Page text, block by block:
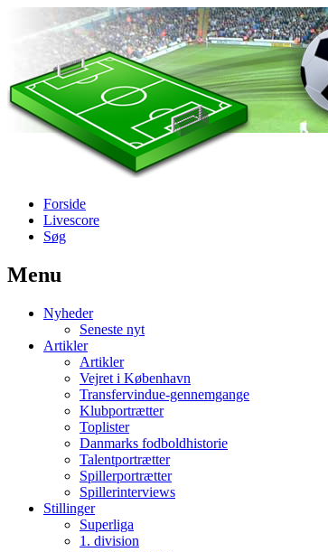
Forside
Livescore
Søg
Наши партнеры
лучшие займы
Menu
Nyheder
Seneste nyt
Artikler
Artikler
Vejret i København
Transfervindue-gennemgange
Klubportrætter
Toplister
Danmarks fodboldhistorie
Talentportrætter
Spillerportrætter
Spillerinterviews
Stillinger
Superliga
1. division